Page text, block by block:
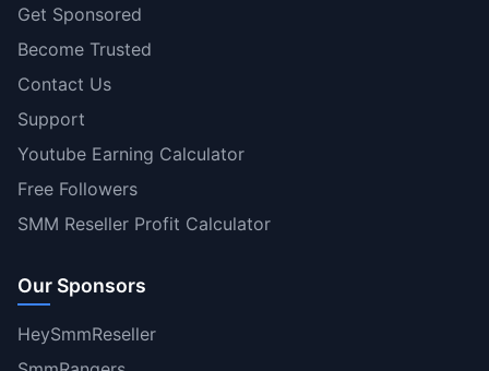
Get Sponsored
Become Trusted
Contact Us
Support
Youtube Earning Calculator
Free Followers
SMM Reseller Profit Calculator
Our Sponsors
HeySmmReseller